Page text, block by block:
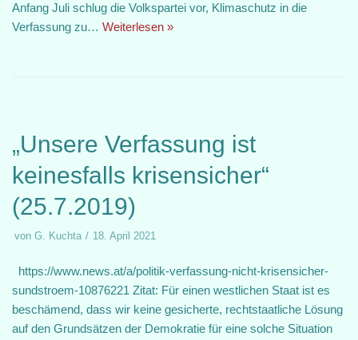
Anfang Juli schlug die Volkspartei vor, Klimaschutz in die
Verfassung zu… Weiterlesen »
„Unsere Verfassung ist
keinesfalls krisensicher“
(25.7.2019)
von G. Kuchta 18. April 2021
https://www.news.at/a/politik-verfassung-nicht-krisensicher-
sundstroem-10876221 Zitat: Für einen westlichen Staat ist es
beschämend, dass wir keine gesicherte, rechtstaatliche Lösung
auf den Grundsätzen der Demokratie für eine solche Situation